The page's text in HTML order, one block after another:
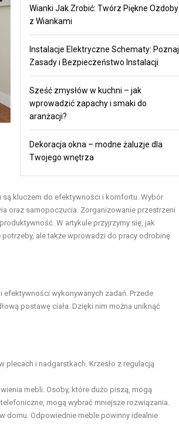
Wianki Jak Zrobić: Twórz Piękne Ozdoby
z Wiankami
Instalacje Elektryczne Schematy: Poznaj
Zasady i Bezpieczeństwo Instalacji
Sześć zmysłów w kuchni – jak
wprowadzić zapachy i smaki do
aranżacji?
Dekoracja okna – modne żaluzje dla
Twojego wnętrza
są kluczem do efektywności i komfortu. Wybór
oraz samopoczucia. Zorganizowanie przestrzeni
W artykule przyjrzymy się, jak
ale także wprowadzi do pracy odrobinę
wykonywanych zadań. Przede
postawę ciała. Dzięki nim można uniknąć
i nadgarstkach. Krzesło z regulacją
mebli. Osoby, które dużo piszą, mogą
mogą wybrać mniejsze rozwiązania.
domu. Odpowiednie meble powinny idealnie